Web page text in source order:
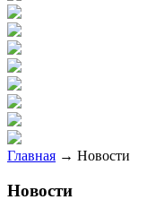
Главная → Новости
Новости